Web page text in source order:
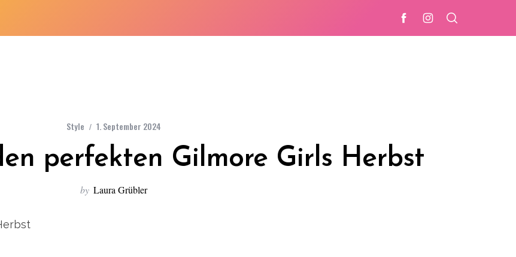
Style 1. September 2024
perfekten Gilmore Girls Herbst
by Laura Grübler